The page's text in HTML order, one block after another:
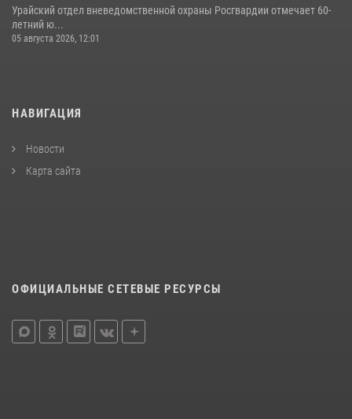
Урайский отдел вневедомственной охраны Росгвардии отмечает 60-
летний ю...
05 августа 2026, 12:01
НАВИГАЦИЯ
Новости
Карта сайта
ОФИЦИАЛЬНЫЕ СЕТЕВЫЕ РЕСУРСЫ